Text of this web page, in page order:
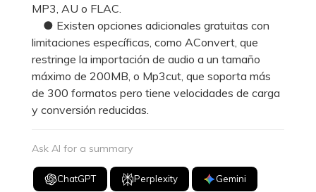
MP3, AU o FLAC.
● Existen opciones adicionales gratuitas con
limitaciones específicas, como AConvert, que
restringe la importación de audio a un tamaño
máximo de 200MB, o Mp3cut, que soporta más
de 300 formatos pero tiene velocidades de carga
y conversión reducidas.
Ask AI for a summary
ChatGPT Perplexity Gemini